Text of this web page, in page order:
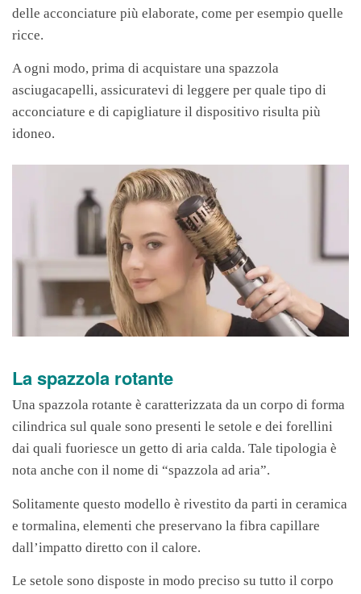
delle acconciature più elaborate, come per esempio quelle
ricce.
A ogni modo, prima di acquistare una spazzola
asciugacapelli, assicuratevi di leggere per quale tipo di
acconciature e di capigliature il dispositivo risulta più
idoneo.
La spazzola rotante
Una spazzola rotante è caratterizzata da un corpo di forma
cilindrica sul quale sono presenti le setole e dei forellini
dai quali fuoriesce un getto di aria calda. Tale tipologia è
nota anche con il nome di “spazzola ad aria”.
Solitamente questo modello è rivestito da parti in ceramica
e tormalina, elementi che preservano la fibra capillare
dall’impatto diretto con il calore.
Le setole sono disposte in modo preciso su tutto il corpo